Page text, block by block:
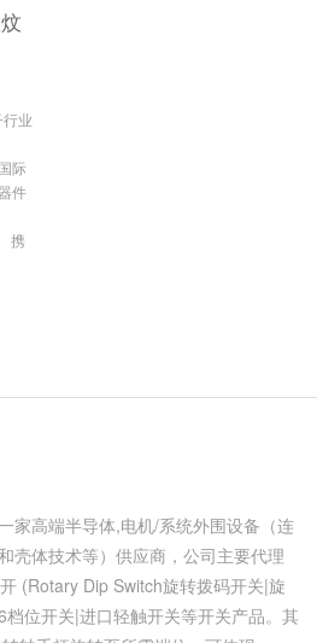
业
际
件
携
家高端半导体,电机/系统外围设备（连
壳体技术等）供应商，公司主要代理
(Rotary Dip Switch旋转拨码开关|旋
位开关|进口轻触开关等开关产品。其